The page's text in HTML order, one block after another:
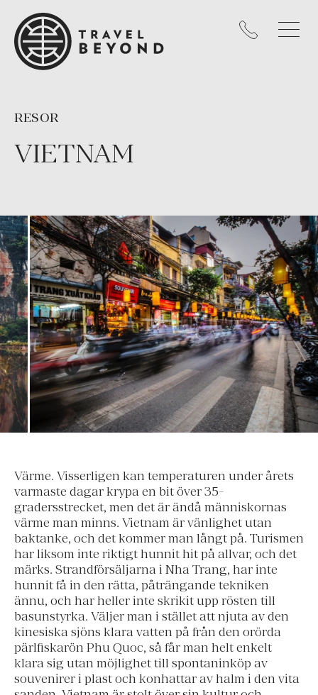
VIETNAM
RESOR
Värme. Visserligen kan temperaturen under årets
varmaste dagar krypa en bit över 35-
gradersstrecket, men det är ändå människornas
värme man minns. Vietnam är vänlighet utan
baktanke, och det kommer man långt på. Turismen
har liksom inte riktigt hunnit hit på allvar, och det
märks. Strandförsäljarna i Nha Trang, har inte
hunnit få in den rätta, påträngande tekniken
ännu, och har heller inte skrikit upp rösten till
basunstyrka. Väljer man i stället att njuta av den
kinesiska sjöns klara vatten på från den orörda
pärlfiskarön Phu Quoc, så får man helt enkelt
klara sig utan möjlighet till spontaninköp av
souvenirer i plast och konhattar av halm i den vita